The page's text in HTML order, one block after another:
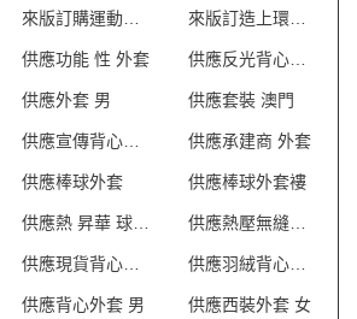
來版訂購運動衫外套
供應功能 性 外套
供應外套 男 供應套裝 澳門
供應宣傳背心外套 供應承建商 外套
供應棒球外套 供應棒球外套褸
供應熱 昇華 球 衣
供應現貨背心外套
供應背心外套 男 供應西裝外套 女